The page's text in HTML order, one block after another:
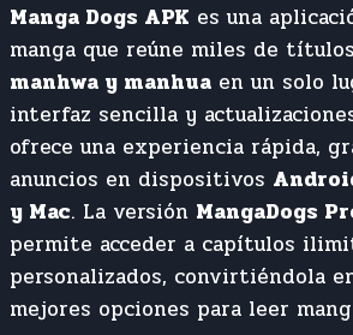
Manga Dogs APK es una
manga que reúne miles de
manhwa y manhua en un solo
interfaz sencilla y
ofrece una experiencia rápida,
anuncios en dispositivos
y Mac. La versión MangaDogs
permite acceder a capítulos
personalizados, convirtiéndola
mejores opciones para leer